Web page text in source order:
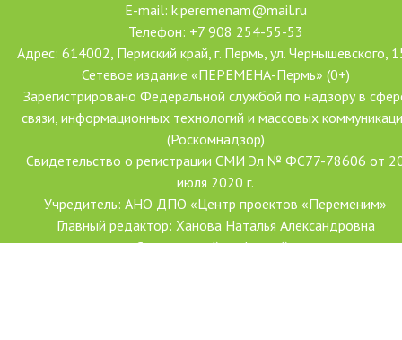
E-mail: k.peremenam@mail.ru
Телефон: +7 908 254-55-53
Адрес: 614002, Пермский край, г. Пермь, ул. Чернышевского,
Сетевое издание «ПЕРЕМЕНА-Пермь» (0+)
Зарегистрировано Федеральной службой по надзору в
связи, информационных технологий и массовых
(Роскомнадзор)
Свидетельство о регистрации СМИ Эл № ФС77-78606 от
июля 2020 г.
Учредитель: АНО ДПО «Центр проектов «Переменим»
Главный редактор: Ханова Наталья Александровна
Создание сайта: Форсайт